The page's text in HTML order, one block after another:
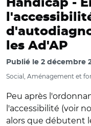
Handicap -
les Ad'AP
Publié le 2 décembre
Social, Aménagement et
Peu après
l'accessibilité (voir
alors que débutent